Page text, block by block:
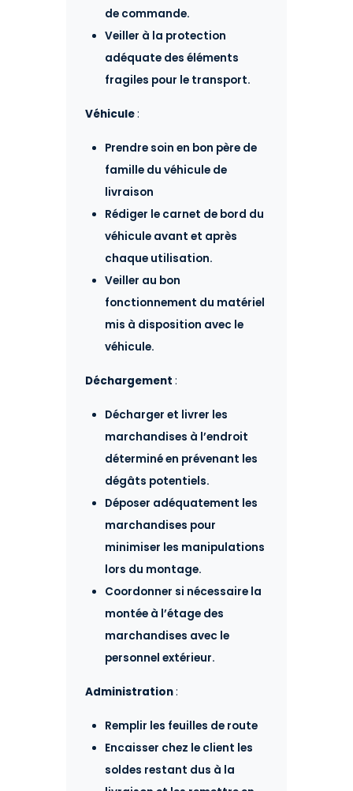
de commande.
Veiller à la protection
adéquate des éléments
fragiles pour le transport.
Véhicule:
Prendre soin en bon père de
famille du véhicule de
livraison
Rédiger le carnet de bord du
véhicule avant et après
chaque utilisation.
Veiller au bon
fonctionnement du matériel
mis à disposition avec le
véhicule.
Déchargement :
Décharger et livrer les
marchandises à l’endroit
déterminé en prévenant les
dégâts potentiels.
Déposer adéquatement les
marchandises pour
minimiser les manipulations
lors du montage.
Coordonner si nécessaire la
montée à l’étage des
marchandises avec le
personnel extérieur.
Administration:
Remplir les feuilles de route
Encaisser chez le client les
soldes restant dus à la